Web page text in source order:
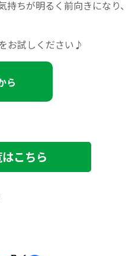
ちが明るく前向きになり、
お試しください♪
ら
こちら